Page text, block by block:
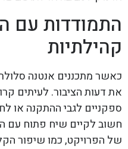
התמודדות עם
קהילתיות
כאשר מתכננים אנטנה
את דעות הציבור. לעיתים
ספקניים לגבי ההתקנה או
חשוב לקיים שיח פתוח עם
של הפרויקט, כמו שיפור